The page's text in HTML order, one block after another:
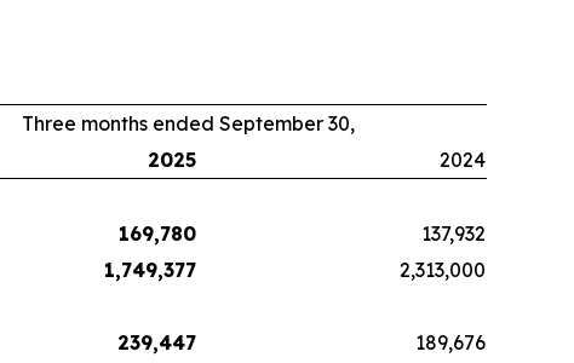
Three months ended September 30,
2025
2024
169,780
137,932
1,749,377
2,313,000
239,447 189,676